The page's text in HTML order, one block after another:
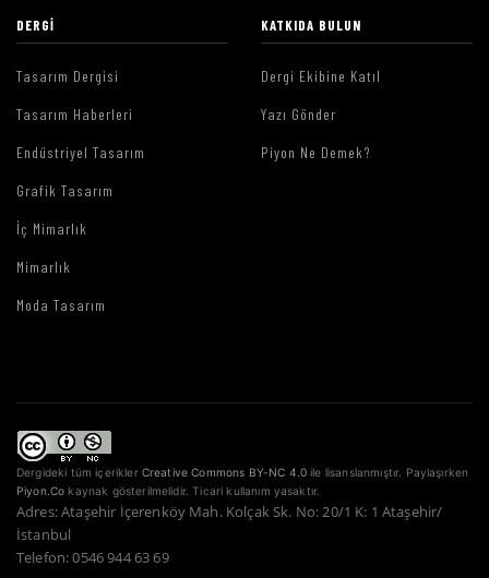
DERGI
Tasarım Dergisi
Tasarım Haberleri
Endüstriyel Tasarım
Grafik Tasarım
İç Mimarlık
Mimarlık
Moda Tasarım
KATKIDA BULUN
Dergi Ekibine Katıl
Yazı Gönder
Piyon Ne Demek?
Dergideki tüm içerikler Creative Commons BY-NC 4.0 ile lisanslanmıştır. Paylaşırken
Piyon.Co kaynak gösterilmelidir. Ticari kullanım yasaktır.
Adres: Ataşehir İçerenköy Mah. Kolçak Sk. No: 20/1 K: 1 Ataşehir/
İstanbul
Telefon: 0546 944 63 69